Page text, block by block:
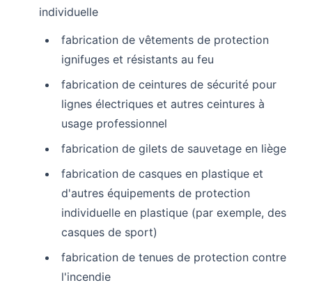
individuelle
fabrication de vêtements de protection
ignifuges et résistants au feu
fabrication de ceintures de sécurité pour
lignes électriques et autres ceintures à
usage professionnel
fabrication de gilets de sauvetage en liège
fabrication de casques en plastique et
d'autres équipements de protection
individuelle en plastique (par exemple, des
casques de sport)
fabrication de tenues de protection contre
l'incendie